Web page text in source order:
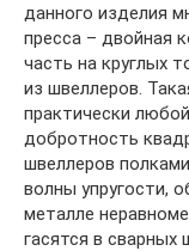
данного изделия
пресса – двойная
часть на круглых
из швеллеров.
практически
добротность
швеллеров
волны упругости,
металле
гасятся в